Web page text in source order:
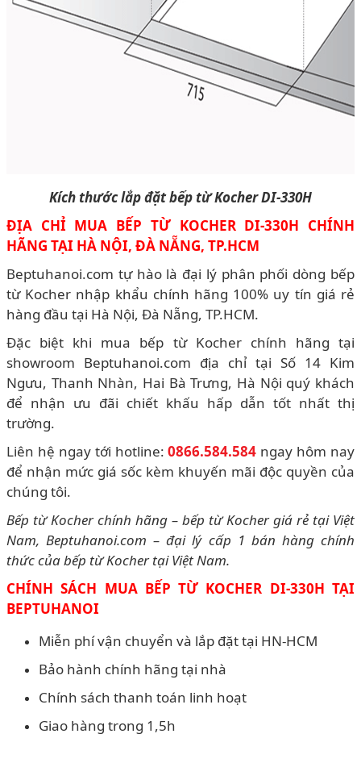
Kích thước lắp đặt bếp từ Kocher DI-330H
ĐỊA CHỈ MUA BẾP TỪ KOCHER DI-330H CHÍNH
HÃNG TẠI HÀ NỘI, ĐÀ NẴNG, TP.HCM
Beptuhanoi.com tự hào là đại lý phân phối dòng bếp
từ Kocher nhập khẩu chính hãng 100% uy tín giá rẻ
hàng đầu tại Hà Nội, Đà Nẵng, TP.HCM.
Đặc biệt khi mua bếp từ Kocher chính hãng tại
showroom Beptuhanoi.com địa chỉ tại Số 14 Kim
Ngưu, Thanh Nhàn, Hai Bà Trưng, Hà Nội quý khách
để nhận ưu đãi chiết khấu hấp dẫn tốt nhất thị
trường.
Liên hệ ngay tới hotline:0866.584.584 ngay hôm nay
để nhận mức giá sốc kèm khuyến mãi độc quyền của
chúng tôi.
Bếp từ Kocher chính hãng – bếp từ Kocher giá rẻ tại Việt
Nam, Beptuhanoi.com – đại lý cấp 1 bán hàng chính
thức của bếp từ Kocher tại Việt Nam.
CHÍNH SÁCH MUA BẾP TỪ KOCHER DI-330H TẠI
BEPTUHANOI
Miễn phí vận chuyển và lắp đặt tại HN-HCM
Bảo hành chính hãng tại nhà
Chính sách thanh toán linh hoạt
Giao hàng trong 1,5h